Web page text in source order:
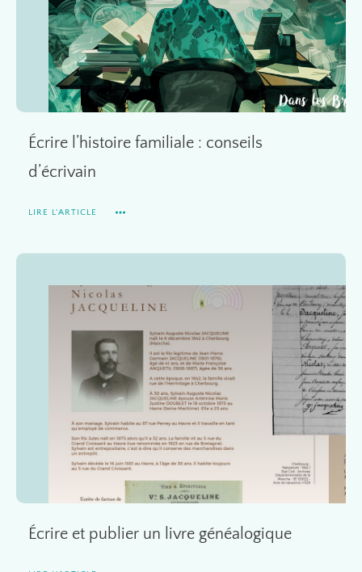
Écrire l’histoire familiale : conseils
d’écrivain
LIRE L'ARTICLE
Écrire et publier un livre généalogique